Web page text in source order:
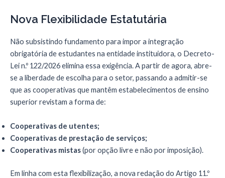
Nova Flexibilidade Estatutária
Não subsistindo fundamento para impor a integração
obrigatória de estudantes na entidade instituidora, o Decreto-
Lei n.º 122/2026 elimina essa exigência. A partir de agora, abre-
se a liberdade de escolha para o setor, passando a admitir-se
que as cooperativas que mantêm estabelecimentos de ensino
superior revistam a forma de:
Cooperativas de utentes;
Cooperativas de prestação de serviços;
Cooperativas mistas(por opção livre e não por imposição).
Em linha com esta flexibilização, a nova redação do Artigo 11.º